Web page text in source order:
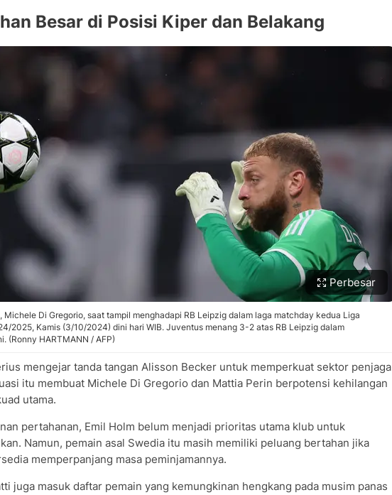
Besar di Posisi Kiper dan Belakang
Perbesar
Michele Di Gregorio, saat tampil menghadapi RB Leipzig dalam laga matchday kedua Liga
2025, Kamis (3/10/2024) dini hari WIB. Juventus menang 3-2 atas RB Leipzig dalam
(Ronny HARTMANN / AFP)
mengejar tanda tangan Alisson Becker untuk memperkuat sektor penjaga
itu membuat Michele Di Gregorio dan Mattia Perin berpotensi kehilangan
utama.
pertahanan, Emil Holm belum menjadi prioritas utama klub untuk
Namun, pemain asal Swedia itu masih memiliki peluang bertahan jika
memperpanjang masa peminjamannya.
juga masuk daftar pemain yang kemungkinan hengkang pada musim panas